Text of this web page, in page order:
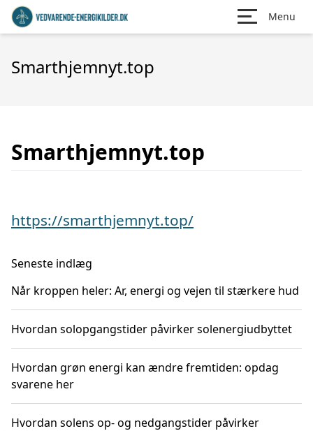
Menu
Smarthjemnyt.top
Smarthjemnyt.top
https://smarthjemnyt.top/
Seneste indlæg
Når kroppen heler: Ar, energi og vejen til stærkere hud
Hvordan solopgangstider påvirker solenergiudbyttet
Hvordan grøn energi kan ændre fremtiden: opdag
svarene her
Hvordan solens op- og nedgangstider påvirker